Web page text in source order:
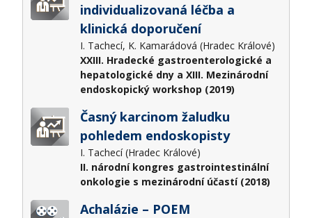
individualizovaná léčba a
klinická doporučení
I. Tachecí, K. Kamarádová (Hradec Králové)
XXIII. Hradecké gastroenterologické a
hepatologické dny a XIII. Mezinárodní
endoskopický workshop (2019)
Časný karcinom žaludku
pohledem endoskopisty
I. Tachecí (Hradec Králové)
II. národní kongres gastrointestinální
onkologie s mezinárodní účastí (2018)
Achalázie – POEM